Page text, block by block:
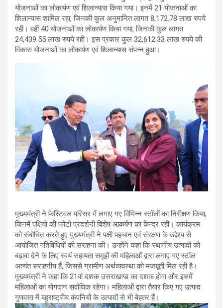
योजनाओं का लोकार्पण एवं शिलान्यास किया गया। इनमें 21 योजनाओं का
शिलान्यास शामिल रहा, जिनकी कुल अनुमानित लागत 8,172.78 लाख रुपये
रही। वहीं 40 योजनाओं का लोकार्पण किया गया, जिनकी कुल लागत
24,439.55 लाख रुपये रही। इस प्रकार कुल 32,612.33 लाख रुपये की
विकास योजनाओं का लोकार्पण एवं शिलान्यास संपन्न हुआ।
मुख्यमंत्री ने फेस्टिवल परिसर में लगाए गए विभिन्न स्टॉलों का निरीक्षण किया,
जिनमें पक्षियों की फोटो प्रदर्शनी विशेष आकर्षण का केन्द्र रही। कार्यक्रम
को संबोधित करते हुए मुख्यमंत्री ने पक्षी पहचान एवं संरक्षण के उद्देश्य से
आयोजित गतिविधियों की सराहना की। उन्होंने कहा कि स्थानीय उत्पादों को
बढ़ावा देने के लिए स्वयं सहायता समूहों की महिलाओं द्वारा लगाए गए स्टॉल
अत्यंत सराहनीय हैं, जिससे ग्रामीण अर्थव्यवस्था को मजबूती मिल रही है।
मुख्यमंत्री ने कहा कि 21वां दशक उत्तराखण्ड का दशक होगा और इसमें
महिलाओं का योगदान सर्वाधिक रहेगा। महिलाओं द्वारा तैयार किए गए उत्पाद
गुणवत्ता में बहुराष्ट्रीय कंपनियों के उत्पादों से भी बेहतर हैं।